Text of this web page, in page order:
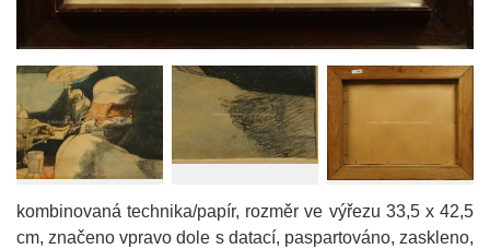
kombinovaná technika/papír, rozměr ve výřezu 33,5 x 42,5
cm, značeno vpravo dole s datací, paspartováno, zaskleno,